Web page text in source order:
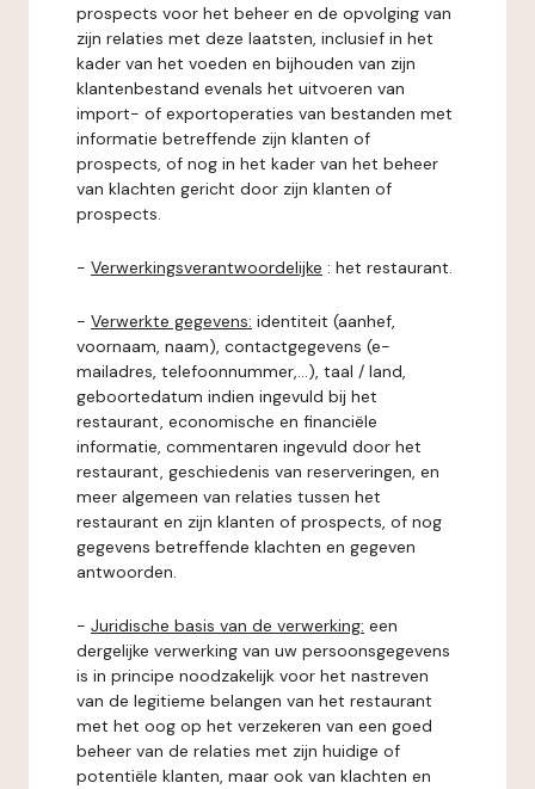
prospects voor het beheer en de opvolging van
zijn relaties met deze laatsten, inclusief in het
kader van het voeden en bijhouden van zijn
klantenbestand evenals het uitvoeren van
import- of exportoperaties van bestanden met
informatie betreffende zijn klanten of
prospects, of nog in het kader van het beheer
van klachten gericht door zijn klanten of
prospects.
- Verwerkingsverantwoordelijke : het restaurant.
- Verwerkte gegevens: identiteit (aanhef,
voornaam, naam), contactgegevens (e-
mailadres, telefoonnummer,...), taal / land,
geboortedatum indien ingevuld bij het
restaurant, economische en financiële
informatie, commentaren ingevuld door het
restaurant, geschiedenis van reserveringen, en
meer algemeen van relaties tussen het
restaurant en zijn klanten of prospects, of nog
gegevens betreffende klachten en gegeven
antwoorden.
- Juridische basis van de verwerking: een
dergelijke verwerking van uw persoonsgegevens
is in principe noodzakelijk voor het nastreven
van de legitieme belangen van het restaurant
met het oog op het verzekeren van een goed
beheer van de relaties met zijn huidige of
potentiële klanten, maar ook van klachten en